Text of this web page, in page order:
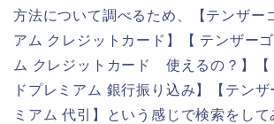
方法について調べるため、【テンザー
アム クレジットカード】【 テンザー
ム クレジットカード 使えるの？】【
ドプレミアム 銀行振り込み】【テンザ
ミアム 代引】という感じで検索をして